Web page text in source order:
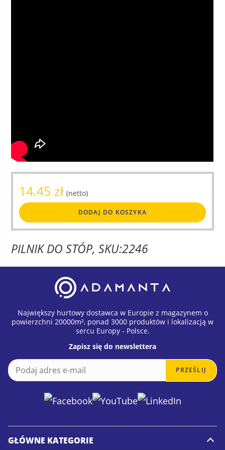
14.45 zł (netto)
DODAJ DO KOSZYKA
PILNIK DO STÓP, SKU:2246
Największy hurtowy dostawca w Europie z magazynem o
powierzchni 20000m², ponad 3000 produktów i lokalizacją w
sercu Europy - Polsce.
Zapisz się do newslettera
a
i
l
E
m
PRZEŚLIJ
GŁÓWNE KATEGORIE